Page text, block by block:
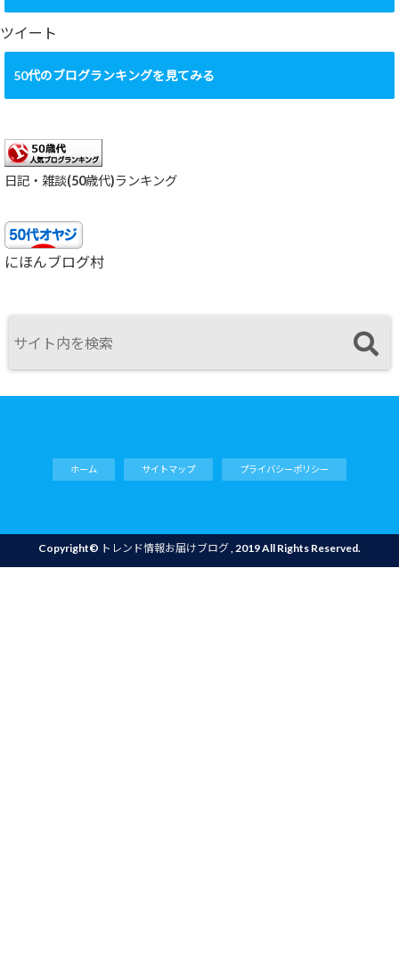
イ
ブ
ツイート
50代のブログランキングを見てみる
日記・雑談(50歳代)ランキング
にほんブログ村
ホーム サイトマップ プライバシーポリシー
Copyright© トレンド情報お届けブログ, 2019 All Rights Reserved.